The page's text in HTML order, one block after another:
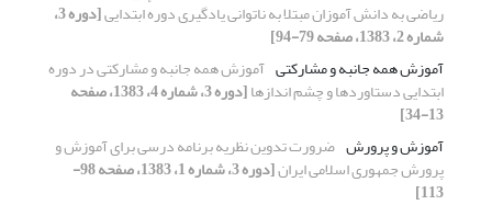
ریاضی به دانش آموزان مبتلا به ناتوانی یادگیری دورهٔ ابتدایی [دوره 3،
شماره 2، 1383، صفحه 79-94]
آموزش همه جانبه و مشارکتی آموزش همه جانبه و مشارکتی در دوره
ابتدایی دستاوردها و چشم اندازها [دوره 3، شماره 4، 1383، صفحه
13-34]
آموزش و پرورش ضرورت تدوین نظریه برنامه درسی برای آموزش و
پرورش جمهوری اسلامی ایران [دوره 3، شماره 1، 1383، صفحه 98-
113]